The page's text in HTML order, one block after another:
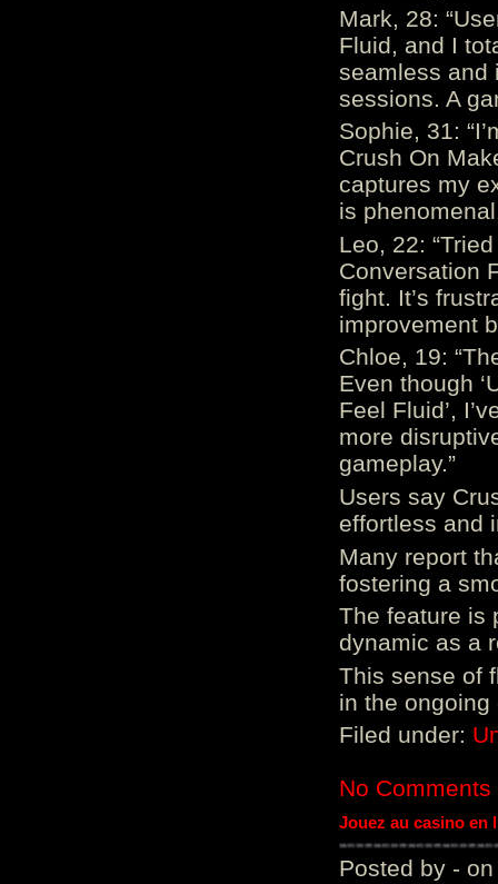
Mark, 28:
Fluid, and I
seamless and
sessions. A
Sophie, 31:
Crush On
captures my
is
Leo, 22:
Conversation
fight. It’s
improvement
Chloe, 19:
Even though
Feel Fluid’,
more
gameplay.”
Users say
effortless and
Many report
fostering a
The feature is
dynamic as a
This sense of
in the ongoing
Filed under:
No Comments
Jouez au casino en
Posted by - on